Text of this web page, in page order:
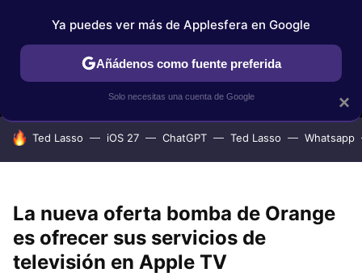
MENÚ NUEVO
TUTORIALES APPLESFERA SELECCIÓN
HOY SE HABLA DE
Ted Lasso iOS 27 ChatGPT Ted Lasso Whatsapp
La nueva oferta bomba de Orange
es ofrecer sus servicios de
televisión en Apple TV
×
Ya puedes ver más de Applesfera en Google
Añádenos como fuente preferida
Solo necesitas una cuenta de Google